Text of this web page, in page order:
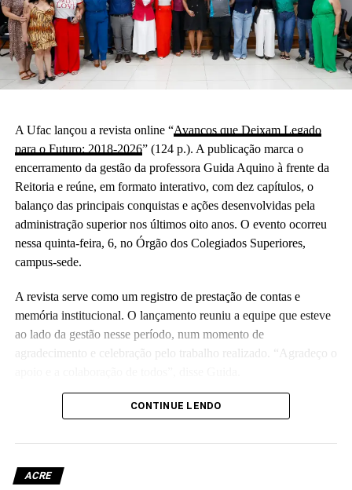
A Ufac lançou a revista online “Avanços que Deixam Legado
para o Futuro: 2018-2026” (124 p.). A publicação marca o
encerramento da gestão da professora Guida Aquino à frente da
Reitoria e reúne, em formato interativo, com dez capítulos, o
balanço das principais conquistas e ações desenvolvidas pela
administração superior nos últimos oito anos. O evento ocorreu
nessa quinta-feira, 6, no Órgão dos Colegiados Superiores,
campus-sede.
A revista serve como um registro de prestação de contas e
memória institucional. O lançamento reuniu a equipe que esteve
ao lado da gestão nesse período, num momento de
agradecimento e celebração pelo trabalho realizado. “Agradeço o
(Camila Barbosa, estagiária Ascom/Ufac)
CONTINUE LENDO
ACRE